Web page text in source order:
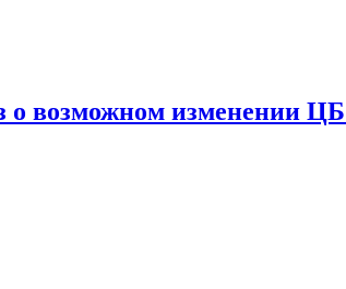
о возможном изменении